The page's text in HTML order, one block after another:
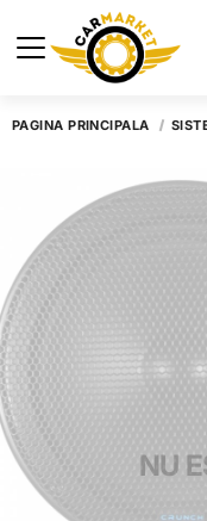
PAGINA PRINCIPALĂ
NU